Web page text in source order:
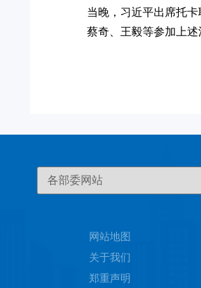
当晚，习近平出席托
蔡奇、王毅等参加上述
网站地图
关于我们
郑重声明